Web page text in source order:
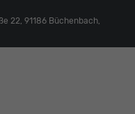
22, 91186 Büchenbach,